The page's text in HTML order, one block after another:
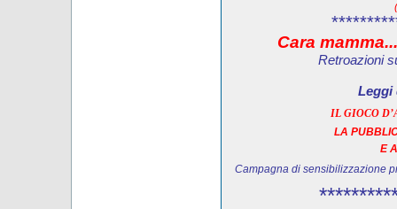
Cara
Retroazioni
Leggi
IL GIOCO
LA
E
Campagna di sensibilizzazione